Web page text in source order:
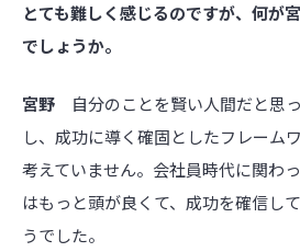
とても難しく感じるのですが、何が
でしょうか。
宮野 自分のことを賢い人間だと思
し、成功に導く確固としたフレーム
考えていません。会社員時代に関わ
はもっと頭が良くて、成功を確信し
うでした。